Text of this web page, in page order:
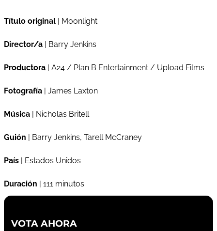
Título original | Moonlight
Director/a | Barry Jenkins
Productora | A24 / Plan B Entertainment / Upload Films
Fotografía | James Laxton
Música | Nicholas Britell
Guión | Barry Jenkins, Tarell McCraney
País | Estados Unidos
Duración | 111 minutos
VOTA AHORA